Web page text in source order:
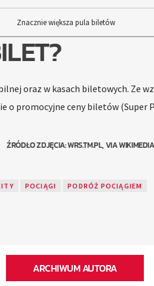
Znacznie większa pula biletów
oraz w kasach biletowych. Ze
o promocyjne ceny biletów (Super
ŹRÓDŁO ZDJĘCIA: WRS.TM.PL, VIA
POCIĄGI PODRÓŻ POCIĄGIEM
ARCHIWUM AUTORA